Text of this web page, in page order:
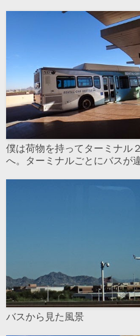
僕は荷物を持ってターミナル
へ。ターミナルごとにバスが
バスから見た風景